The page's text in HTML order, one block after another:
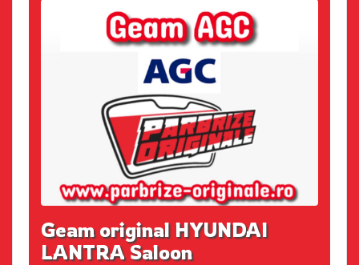
Geam original HYUNDAI
LANTRA Saloon